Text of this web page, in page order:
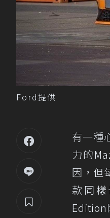
Ford提供
有一種
力的
因，但
款同
Edition